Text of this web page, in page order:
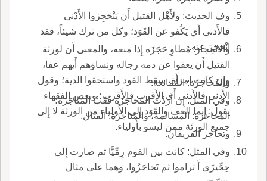
وف الحديث: ولأَهْل القتيل أَن يَنْحَجِزوا الأَدْنى
فالأَدنى أَي يَكُفو عن القَوَد؛ وكل من ترك شيئاً، فقد
انْحَجزَ عنه.
والانْحِجاز: مُطاوِ حَجَزَه إِذا منعه، والمعنى أَن لورثة
القتيل أَن يعفوا عن دمه رجاله ونساؤهم أَيهم عفا،
وإِن كانت امرأَة، سقط القود واستحقوا الدية؛ وقول
الأَدنى فالأَدنى أَي الأَقرب فالأَقرب؛ وبعض الفقهاء
يقول: إِنما العف والقَوَد إِلى الأَولياء من الورثة لا إِلى
جميع الورثة ممن ليسو بأَولياء.
والمُحاجَزَة: المُمانعة.
وفي المثل: إِن أَرَدْتَ المُحاجَزَة فَقَبْ المُناجَزَة؛
المُحاجَزَة: المسالمة، والمُناجَزَة: القتال.
وتحاجَز الفريقان.
وفي المثل: كانت بين القوم رِمِّيَّا ثم صارت إِلى
حِجِّيزَى أَ تراموا ثم تَحاجَزُوا، وهما على مثال